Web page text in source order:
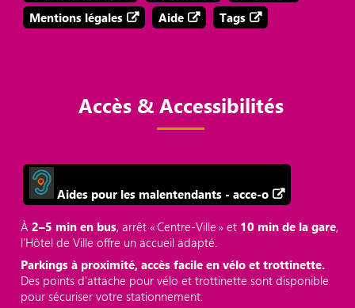
Mentions légales
Aide Tags
Accès & Accessibilités
Aides pour les malentendants - acce-o
À2–5 min en bus, arrêt « Centre‑Ville » et 10 min de la gare,
l’Hôtel de Ville offre un accueil adapté.
Parkings à proximité, accès facile en vélo et trottinette.
Des points d'attache pour vélo et trottinette sont disponible
pour sécuriser votre stationnement.